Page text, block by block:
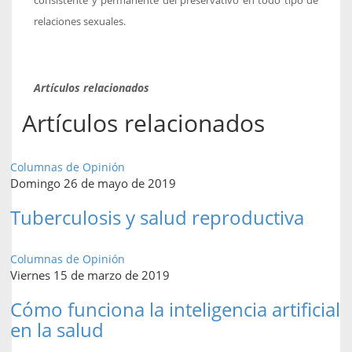
relaciones sexuales.
Artículos relacionados
Artículos relacionados
Columnas de Opinión
Domingo 26 de mayo de 2019
Tuberculosis y salud reproductiva
Columnas de Opinión
Viernes 15 de marzo de 2019
Cómo funciona la inteligencia artificial
en la salud